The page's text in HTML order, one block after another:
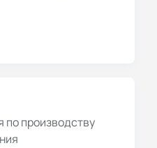
по производству